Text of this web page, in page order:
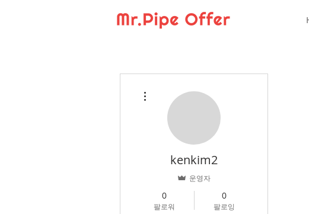
kenkim2
운영자
0
팔로워
0
팔로잉